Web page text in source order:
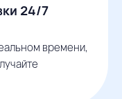
24/7
времени,